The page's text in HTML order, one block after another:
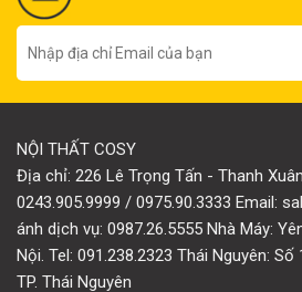
NỘI THẤT COSY
Địa chỉ: 226 Lê Trọng Tấn - Thanh
0243.905.9999 / 0975.90.3333 Email:
ánh dịch vụ: 0987.26.5555 Nhà Máy:
Nội. Tel: 091.238.2323 Thái Nguyên:
TP. Thái Nguyên